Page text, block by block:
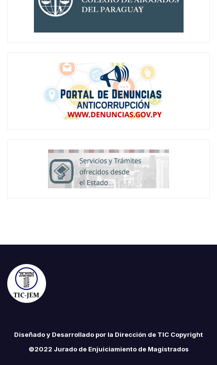
Diseñado y Desarrollado por la Dirección de TIC Copyright
©2022 Jurado de Enjuiciamiento de Magistrados